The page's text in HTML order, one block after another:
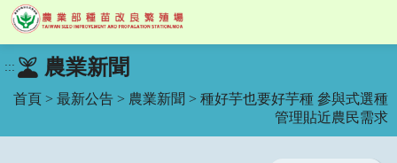
到
::: 農業新聞
首頁 > 最新公告 > 農業新聞 > 種好芋也要好芋種 參與式選種
管理貼近農民需求